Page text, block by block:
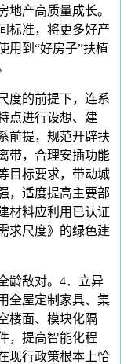
地产高质量成长。
标准，将更多好产
用到“好房子”扶植
的前提下，连系
点进行设想、建
前提，规范开辟扶
带，合理安插功能
目标要求，带动城
，适度提高主要部
材料应利用已认证
求尺度》的绿色建
敌对。4．立异
全屋定制家具、集
楼面、模块化隔
，提高智能化程
现行政策根本上恰